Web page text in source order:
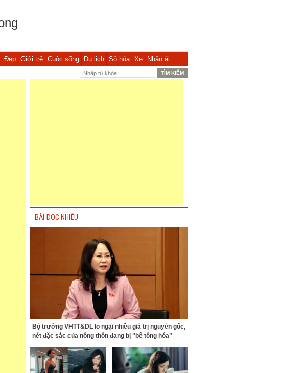
Đẹp Giới trẻ Cuộc sống Du lịch Số hóa Xe Nhân ái
BÀI ĐỌC NHIỀU
Bộ trưởng VHTT&DL lo ngại nhiều giá trị nguyên gốc,
nét đặc sắc của nông thôn đang bị "bê tông hóa"